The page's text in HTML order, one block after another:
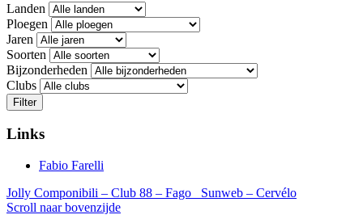
Landen
Ploegen
Jaren
Soorten
Bijzonderheden
Clubs
Filter
Links
Fabio Farelli
Jolly Componibili – Club 88 – Fago
Sunweb – Cervélo
Scroll naar bovenzijde